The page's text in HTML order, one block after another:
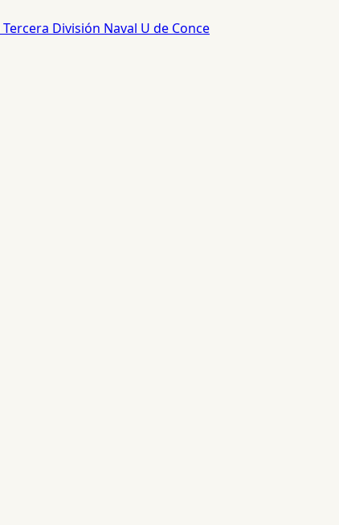
Tercera División Naval U de Conce